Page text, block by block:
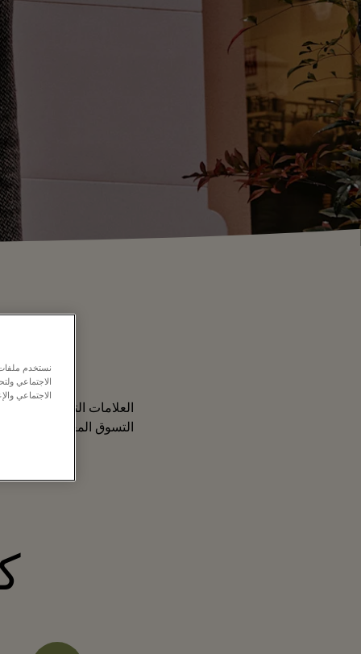
العلامات التجارية
التسوق المعفى من
نستخدم
الاجتماعي
الاجتماعي